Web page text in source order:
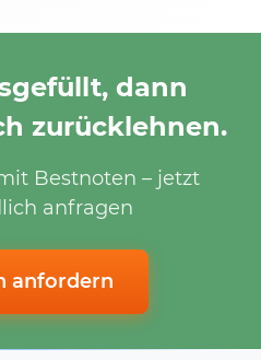
dann
zurücklehnen.
Bestnoten – jetzt
anfragen
anfordern